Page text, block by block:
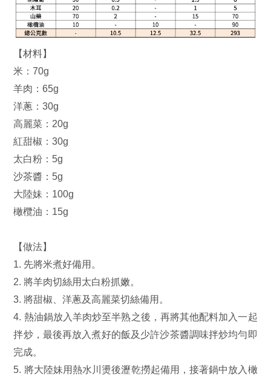
【材料】
米：70g
羊肉：65g
洋蔥：30g
高麗菜：20g
紅甜椒：30g
太白粉：5g
沙茶醬：5g
大陸妹：100g
橄欖油：15g
【做法】
1. 先將米煮好備用。
2. 將羊肉切絲用太白粉抓嫩。
3. 將甜椒、洋蔥及高麗菜切絲備用。
4. 熱油鍋放入羊肉炒至半熟之後，再將其他配料加入一起
拌炒，最後再放入煮好的飯及少許沙茶醬調味拌炒均勻即
完成。
5. 將大陸妹用熱水川燙後瀝乾撈起備用，接著鍋中放入橄